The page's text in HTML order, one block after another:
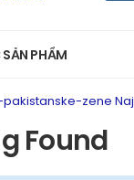
PHẨM
zene
Found